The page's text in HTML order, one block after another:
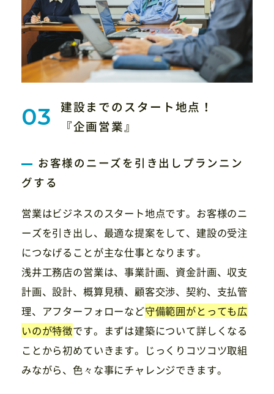
建設までのスタート地点！
『企画営業』
お客様のニーズを引き出しプランニン
グする
営業はビジネスのスタート地点です。お客様のニ
ーズを引き出し、最適な提案をして、建設の受注
につなげることが主な仕事となります。
浅井工務店の営業は、事業計画、資金計画、収支
計画、設計、概算見積、顧客交渉、契約、支払管
理、アフターフォローなど守備範囲がとっても広
いのが特徴です。まずは建築について詳しくなる
ことから初めていきます。じっくりコツコツ取組
みながら、色々な事にチャレンジできます。